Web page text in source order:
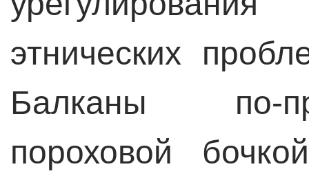
этнических
Балканы по-
пороховой